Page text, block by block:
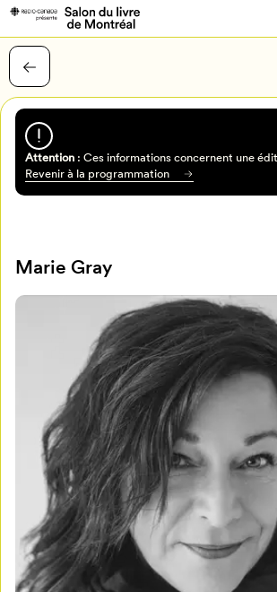
Mon Salon
Attention: Ces informations concernent une
Revenir à la programmation
Marie Gray